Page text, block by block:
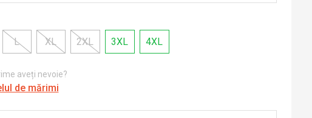
L XL 2XL 3XL 4XL
aveți nevoie?
de mărimi